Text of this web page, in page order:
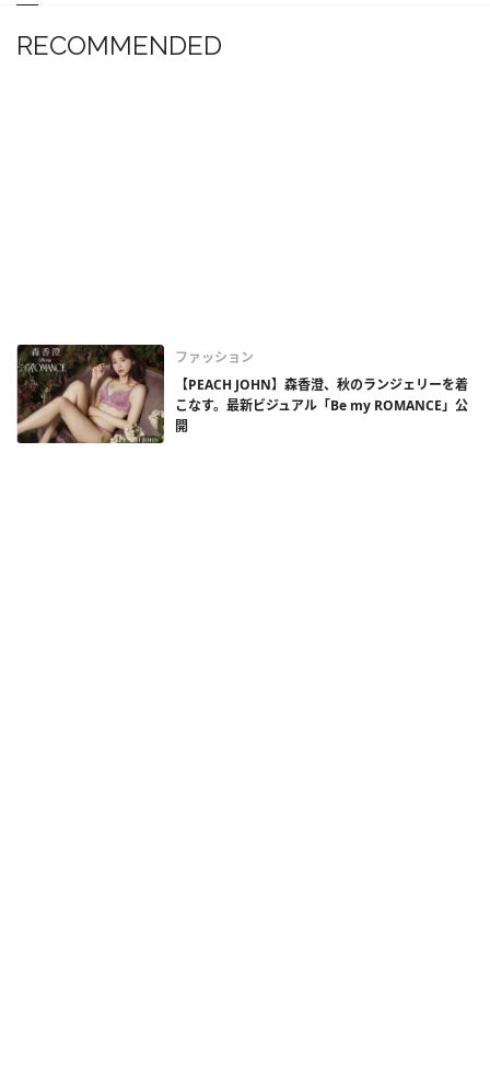
RECOMMENDED
ファッション
【PEACH JOHN】森香澄、秋のランジェリーを着
こなす。最新ビジュアル「Be my ROMANCE」公
開